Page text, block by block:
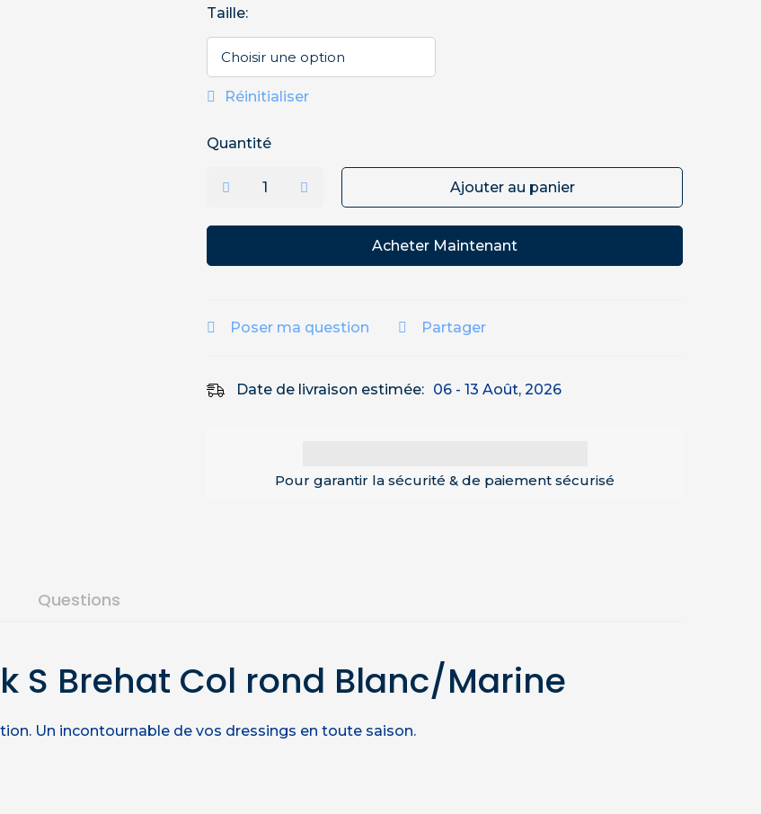
Taille:
Réinitialiser
Quantité
Ajouter au panier
Acheter Maintenant
Poser ma question Partager
Date de livraison estimée: 06 - 13 Août, 2026
Pour garantir la sécurité & de paiement sécurisé
Questions
S Brehat Col rond Blanc/Marine
Un incontournable de vos dressings en toute saison.